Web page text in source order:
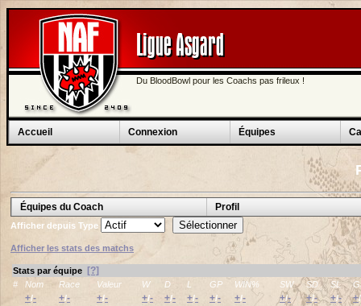
Ligue Asgard
Du BloodBowl pour les Coachs pas frileux !
Accueil Connexion Équipes
Équipes du Coach Profil
Afficher depuis Type
Afficher les stats des matchs
Stats par équipe [?]
# Nom Race Valeur W D L GP WIN% SW SD SL
+/- +/- +/- +/- +/- +/- +/- +/- +/- +/- +/- +/